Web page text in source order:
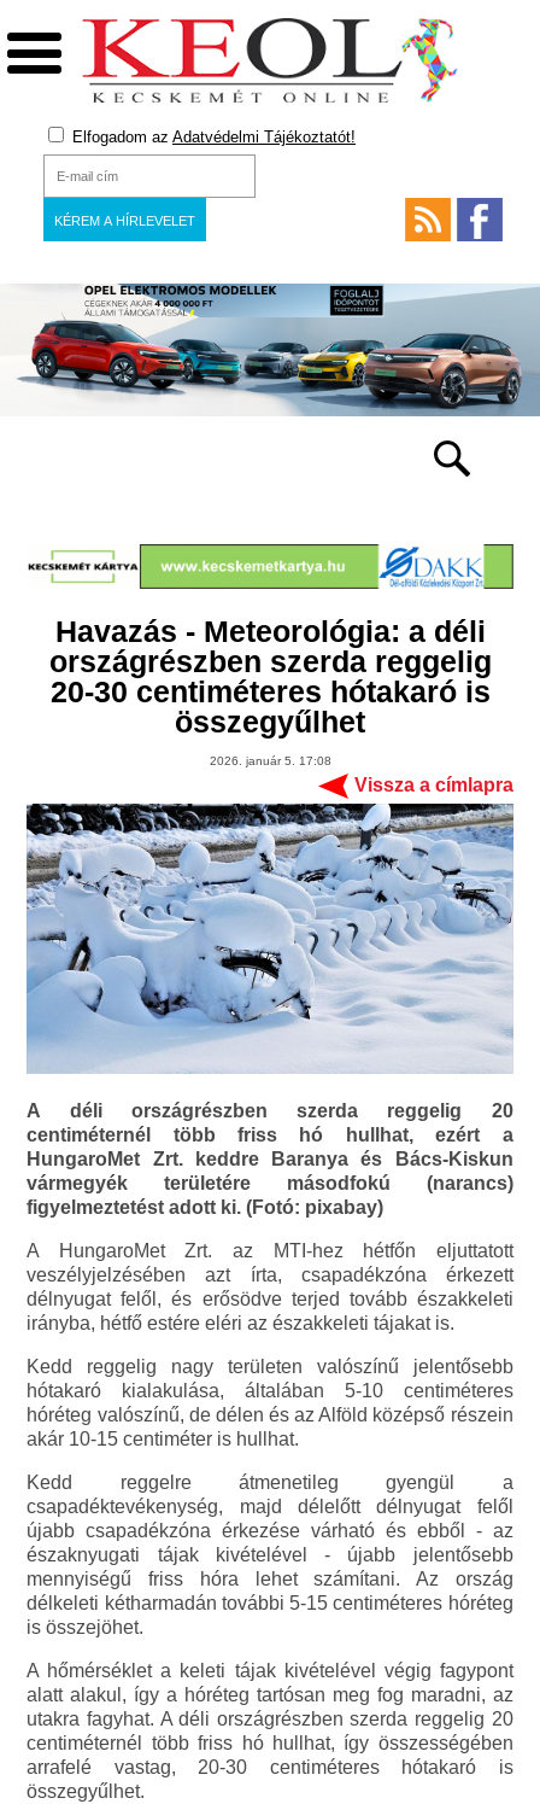
Elfogadom az Adatvédelmi Tájékoztatót!
Havazás - Meteorológia: a déli
országrészben szerda reggelig
20-30 centiméteres hótakaró is
összegyűlhet
2026. január 5. 17:08
Vissza a címlapra
A déli országrészben szerda reggelig 20
centiméternél több friss hó hullhat, ezért a
HungaroMet Zrt. keddre Baranya és Bács-Kiskun
vármegyék területére másodfokú (narancs)
figyelmeztetést adott ki. (Fotó: pixabay)
A HungaroMet Zrt. az MTI-hez hétfőn eljuttatott
veszélyjelzésében azt írta, csapadékzóna érkezett
délnyugat felől, és erősödve terjed tovább északkeleti
irányba, hétfő estére eléri az északkeleti tájakat is.
Kedd reggelig nagy területen valószínű jelentősebb
hótakaró kialakulása, általában 5-10 centiméteres
hóréteg valószínű, de délen és az Alföld középső részein
akár 10-15 centiméter is hullhat.
Kedd reggelre átmenetileg gyengül a
csapadéktevékenység, majd délelőtt délnyugat felől
újabb csapadékzóna érkezése várható és ebből - az
északnyugati tájak kivételével - újabb jelentősebb
mennyiségű friss hóra lehet számítani. Az ország
délkeleti kétharmadán további 5-15 centiméteres hóréteg
is összejöhet.
A hőmérséklet a keleti tájak kivételével végig fagypont
alatt alakul, így a hóréteg tartósan meg fog maradni, az
utakra fagyhat. A déli országrészben szerda reggelig 20
centiméternél több friss hó hullhat, így összességében
arrafelé vastag, 20-30 centiméteres hótakaró is
összegyűlhet.